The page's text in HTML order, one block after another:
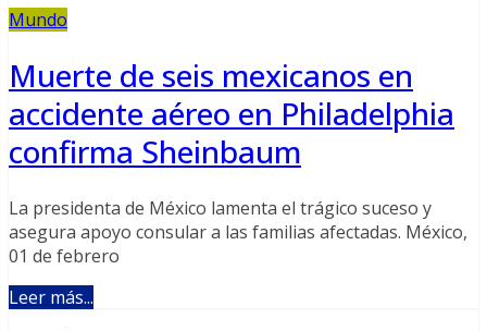
Mundo
Muerte de seis mexicanos en
accidente aéreo en Philadelphia
confirma Sheinbaum
La presidenta de México lamenta el trágico suceso y
asegura apoyo consular a las familias afectadas. México,
01 de febrero
Leer más...